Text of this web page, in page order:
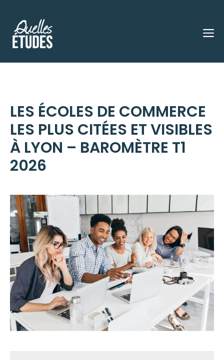
contenu
LES ÉCOLES DE COMMERCE
LES PLUS CITÉES ET VISIBLES
À LYON – BAROMÈTRE T1
2026